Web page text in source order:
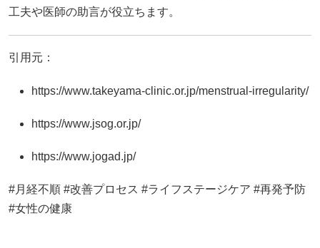
工夫や医師の助言が役立ちます。
引用元：
https://www.takeyama-clinic.or.jp/menstrual-irregularity/
https://www.jsog.or.jp/
https://www.jogad.jp/
#月経不順 #改善プロセス #ライフステージケア #再発予防
#女性の健康